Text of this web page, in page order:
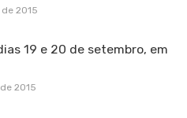
2015
19 e 20 de setembro, em
2015